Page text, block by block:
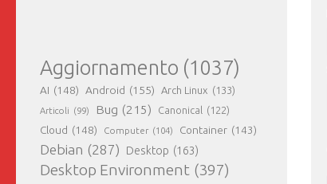
Aggiornamento (1037)
AI (148) Android (155) Arch Linux (133)
Articoli (99) Bug (215) Canonical (122)
Cloud (148) Computer (104) Container (143)
Debian (287) Desktop (163)
Desktop Environment (397)